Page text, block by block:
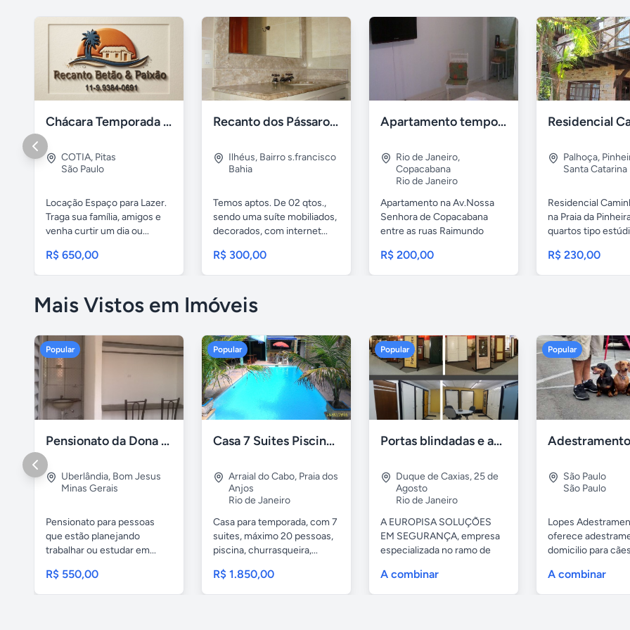
Chácara Temporada Cotia/Itapevi
COTIA, Pitas
São Paulo
Locação Espaço para Lazer.
Traga sua família, amigos e
venha curtir um dia ou...
R$ 650,00
Recanto dos Pássaros Ilhéus
Ilhéus, Bairro s.francisco
Bahia
Temos aptos. De 02 qtos.,
sendo uma suíte mobiliados,
decorados, com internet...
R$ 300,00
Apartamento temporada Copacabana-RJ
Rio de Janeiro,
Copacabana
Rio de Janeiro
Apartamento na Av.Nossa
Senhora de Copacabana
entre as ruas Raimundo
R$ 200,00
Palhoça,
Santa Catarina
Residencial
na Praia da
quartos tipo
R$ 230,00
Mais Vistos em Imóveis
Popular
Pensionato da Dona Maria - Uberlândia/MG
Uberlândia, Bom Jesus
Minas Gerais
Pensionato para pessoas
que estão planejando
trabalhar ou estudar em...
R$ 550,00
Popular
Casa 7 Suites Piscina - Praia dos Anjos
Arraial do Cabo, Praia dos
Anjos
Rio de Janeiro
Casa para temporada, com 7
suites, máximo 20 pessoas,
piscina, churrasqueira,...
R$ 1.850,00
Popular
Portas blindadas e anti-arrombamento Europisa
Duque de Caxias,25 de
Agosto
Rio de Janeiro
A EUROPISA SOLUÇÕES
EM SEGURANÇA, empresa
especializada no ramo de
A combinar
Popular
São Paulo
São Paulo
Lopes
oferece
domicilio para
A combinar